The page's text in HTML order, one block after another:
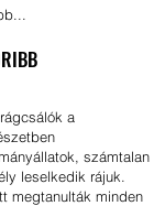
a
számtalan
leselkedik rájuk.
megtanulták minden